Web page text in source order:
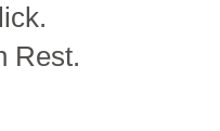
Rest.